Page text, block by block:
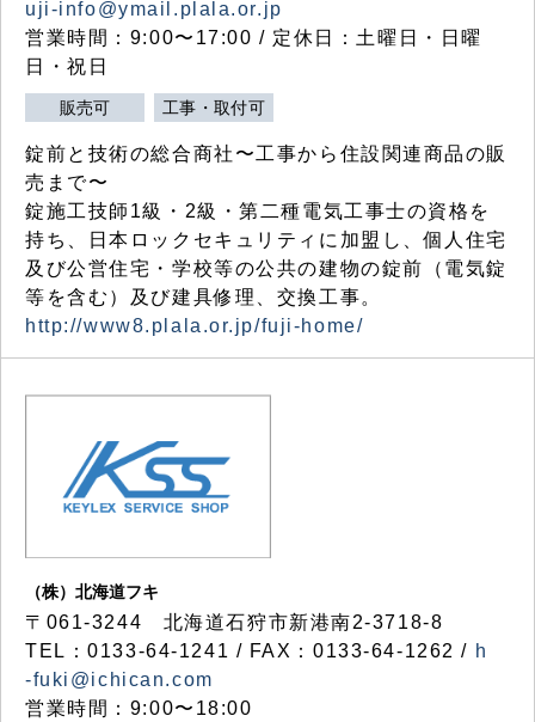
uji-info@ymail.plala.or.jp
営業時間：9:00〜17:00 / 定休日：土曜日・日曜
日・祝日
販売可 工事・取付可
錠前と技術の総合商社〜工事から住設関連商品の販
売まで〜
錠施工技師1級・2級・第二種電気工事士の資格を
持ち、日本ロックセキュリティに加盟し、個人住宅
及び公営住宅・学校等の公共の建物の錠前（電気錠
等を含む）及び建具修理、交換工事。
http://www8.plala.or.jp/fuji-home/
（株）北海道フキ
〒061-3244 北海道石狩市新港南2-3718-8
TEL：0133-64-1241 / FAX：0133-64-1262 / h
-fuki@ichican.com
営業時間：9:00〜18:00